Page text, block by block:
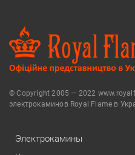
© Copyright 2005 — 2022
электрокаминов Royal Flame в
Электрокамины